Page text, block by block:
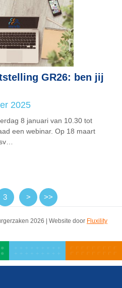
GR26: ben jij
2025
8 januari van 10.30 tot
een webinar. Op 18 maart
3 > >>
2026 | Website door Fluxility